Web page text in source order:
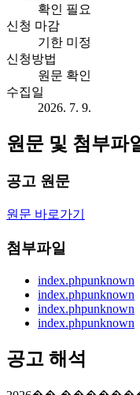
확인 필요
신청 마감
기한 미정
신청방법
원문 확인
수집일
2026. 7. 9.
원문 및 첨부파
공고 원문
원문 바로가기
첨부파일
index.phpunknown
index.phpunknown
index.phpunknown
index.phpunknown
공고 해석